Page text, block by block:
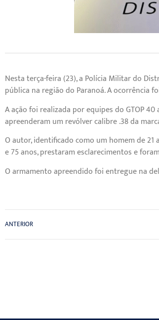
Nesta terça-feira (23), a Polícia Militar do
pública na região do Paranoá. A ocorrência
A ação foi realizada por equipes do GTOP
apreenderam um revólver calibre .38 da
O autor, identificado como um homem de 21
e 75 anos, prestaram esclarecimentos e
O armamento apreendido foi entregue na
ANTERIOR